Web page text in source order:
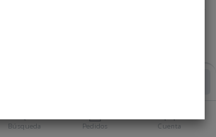
Búsqueda Pedidos Cuenta